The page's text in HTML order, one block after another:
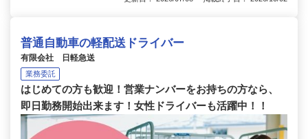
普通自動車の軽配送ドライバー
有限会社 日軽急送
業務委託
はじめての方も歓迎！営業ナンバーをお持ちの方なら、
即日勤務開始出来ます！女性ドライバーも活躍中！！